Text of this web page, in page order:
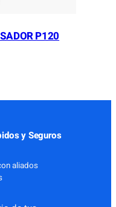
P120
y Seguros
aliados